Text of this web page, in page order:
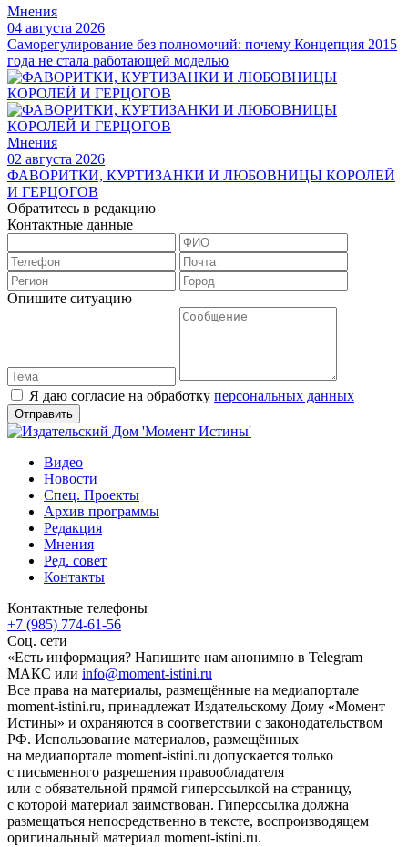
Мнения
04 августа 2026
Саморегулирование без полномочий: почему Концепция 2015
года не стала работающей моделью
Мнения
02 августа 2026
ФАВОРИТКИ, КУРТИЗАНКИ И ЛЮБОВНИЦЫ КОРОЛЕЙ
И ГЕРЦОГОВ
Обратитесь в редакцию
Контактные данные
Опишите ситуацию
Я даю согласие на обработку персональных данных
Видео
Новости
Спец. Проекты
Архив программы
Редакция
Мнения
Ред. совет
Контакты
Контактные телефоны
+7 (985) 774-61-56
Соц. сети
«Есть информация? Напишите нам анонимно в Telegram
МАКС или info@moment-istini.ru
Все права на материалы, размещённые на медиапортале
moment-istini.ru, принадлежат Издательскому Дому «Момент
Истины» и охраняются в соответствии с законодательством
РФ. Использование материалов, размещённых
на медиапортале moment-istini.ru допускается только
с письменного разрешения правообладателя
или с обязательной прямой гиперссылкой на страницу,
с которой материал заимствован. Гиперссылка должна
размещаться непосредственно в тексте, воспроизводящем
оригинальный материал moment-istini.ru.